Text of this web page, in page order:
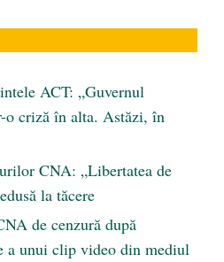
ACT: „Guvernul
o criză în alta. Astăzi, în
CNA: „Libertatea de
la tăcere
de cenzură după
a unui clip video din mediul